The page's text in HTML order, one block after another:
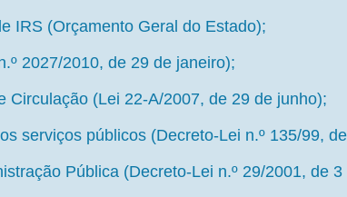
IRS (Orçamento Geral do Estado);
2027/2010, de 29 de janeiro);
Circulação (Lei 22-A/2007, de 29 de junho);
serviços públicos (Decreto-Lei n.º 135/99,
Pública (Decreto-Lei n.º 29/2001, de